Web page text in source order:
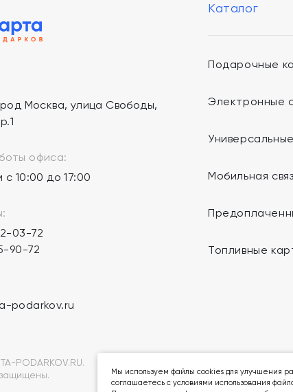
Москва, улица Свободы,
офиса:
с 10:00 до 17:00
03-72
90-72
podarkov.ru
Каталог
Подарочные
Электронные
Мобильная
Топливные
PODARKOV.RU.
Мы в социальных
Мы используем файлы cookies для улучшения
соглашаетесь с условиями использования